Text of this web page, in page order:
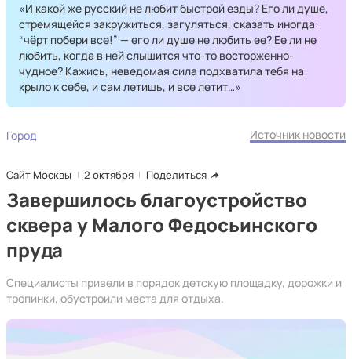
«И какой же русский не любит быстрой езды? Его ли душе,
стремящейся закружиться, загуляться, сказать иногда:
“чёрт побери все!” — его ли душе не любить ее? Ее ли не
любить, когда в ней слышится что-то восторженно-
чудное? Кажись, неведомая сила подхватила тебя на
крыло к себе, и сам летишь, и все летит…»
Город Источник новости
Сайт Москвы 2 октября Поделиться
Завершилось благоустройство
сквера у Малого Федосьинского
пруда
Специалисты привели в порядок детскую площадку, дорожки и
тропинки, обустроили места для отдыха.